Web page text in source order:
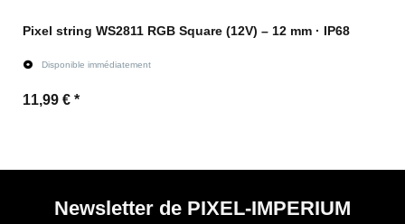
Pixel string WS2811 RGB Square (12V) – 12 mm · IP68
Disponible immédiatement
11,99 € *
Newsletter de PIXEL-IMPERIUM